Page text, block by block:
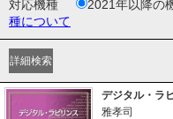
対応機種 2021年以降の
種について
デジタル・ラ
雅孝司